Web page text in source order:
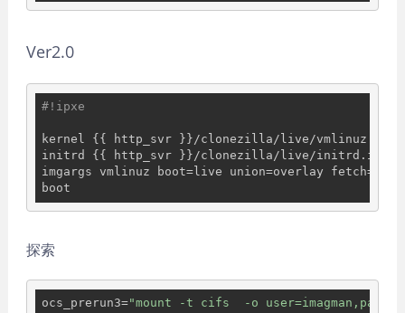
Ver2.0
#!ipxe
kernel {{ http_svr }}/clonezilla/live/vmlinuz
initrd {{ http_svr }}/clonezilla/live/initrd.img
imgargs vmlinuz boot=live union=overlay fetch={{
探索
ocs_prerun3="mount -t cifs  -o